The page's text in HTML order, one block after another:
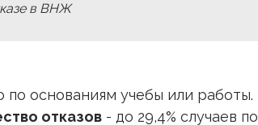
в ВНЖ
основаниям учебы или работы.
отказов - до 29,4% случаев по